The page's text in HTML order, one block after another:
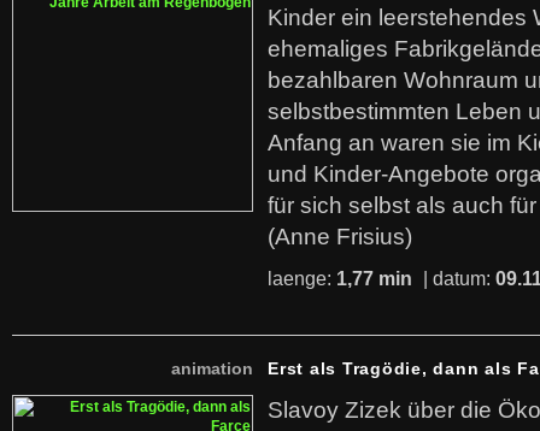
Kinder ein leerstehendes
ehemaliges
bezahlbaren Wohnraum
selbstbestimmten Leben
Anfang an waren sie im
und Kinder-Angebote
für sich selbst als auch
(Anne Frisius)
laenge: 1,77 min | datum:
animation Erst als Tragödie, dann als
Slavoy Zizek über die